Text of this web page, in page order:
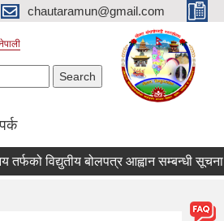
chautaramun@gmail.com
विद्युतीय बोलपत्र आह्वान सम्बन्धी सूचना ।